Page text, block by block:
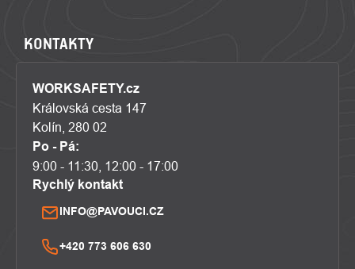
KONTAKTY
WORKSAFETY.cz
Královská cesta 147
Kolín, 280 02
Po - Pá:
9:00 - 11:30, 12:00 - 17:00
Rychlý kontakt
INFO@PAVOUCI.CZ
+420 773 606 630